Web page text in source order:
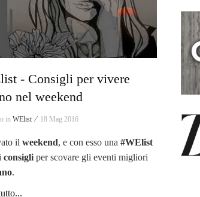
- Consigli per vivere
nel weekend
in WElist ⁄ 18 Mag 2016
il weekend, e con esso una #WElist
consigli per scovare gli eventi migliori
.